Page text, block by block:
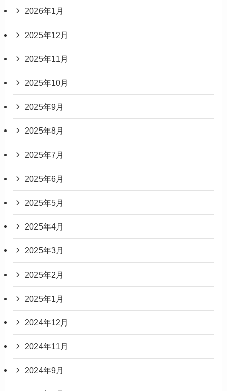
2026年1月
2025年12月
2025年11月
2025年10月
2025年9月
2025年8月
2025年7月
2025年6月
2025年5月
2025年4月
2025年3月
2025年2月
2025年1月
2024年12月
2024年11月
2024年9月